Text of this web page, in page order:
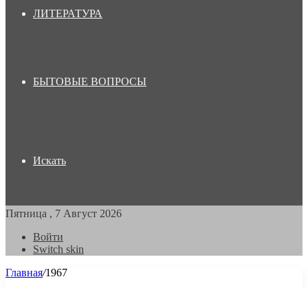
ЛИТЕРАТУРА
БЫТОВЫЕ ВОПРОСЫ
Искать
Пятница , 7 Август 2026
Войти
Switch skin
Главная/1967